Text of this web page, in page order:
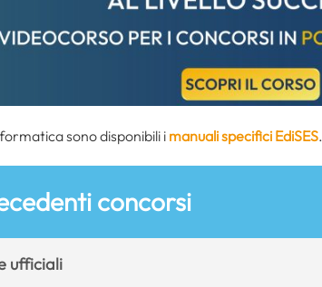
sono disponibili i manuali specifici EdiSES.
concorsi
ufficiali